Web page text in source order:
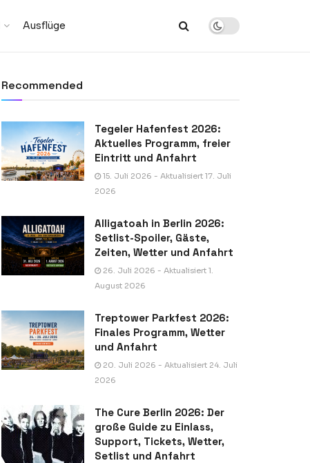
Ausflüge
Recommended
Tegeler Hafenfest 2026:
Aktuelles Programm, freier
Eintritt und Anfahrt
15. Juli 2026 - Aktualisiert 17. Juli
2026
Alligatoah in Berlin 2026:
Setlist-Spoiler, Gäste,
Zeiten, Wetter und Anfahrt
26. Juli 2026 - Aktualisiert 1.
August 2026
Treptower Parkfest 2026:
Finales Programm, Wetter
und Anfahrt
20. Juli 2026 - Aktualisiert 24. Juli
2026
The Cure Berlin 2026: Der
große Guide zu Einlass,
Support, Tickets, Wetter,
Setlist und Anfahrt